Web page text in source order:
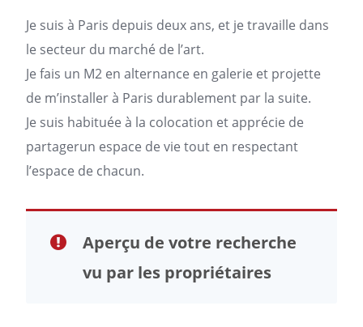
Je suis à Paris depuis deux ans, et je travaille dans
le secteur du marché de l’art.
Je fais un M2 en alternance en galerie et projette
de m’installer à Paris durablement par la suite.
Je suis habituée à la colocation et apprécie de
partagerun espace de vie tout en respectant
l’espace de chacun.
Aperçu de votre recherche
vu par les propriétaires